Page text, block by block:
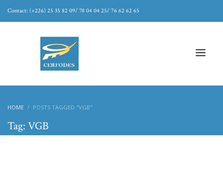
Contact: (+226) 25 35 82 09/ 78 04 04 25/ 76 62 62 65
HOME POSTS TAGGED "VGB"
Tag: VGB